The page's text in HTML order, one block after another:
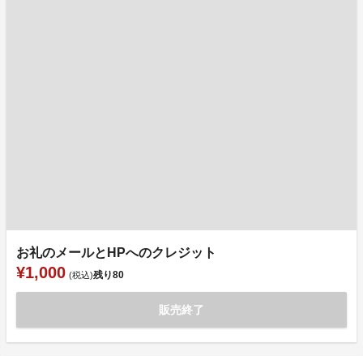
お礼のメールとHPへのクレジット
¥1,000 (税込)残り80
販売終了